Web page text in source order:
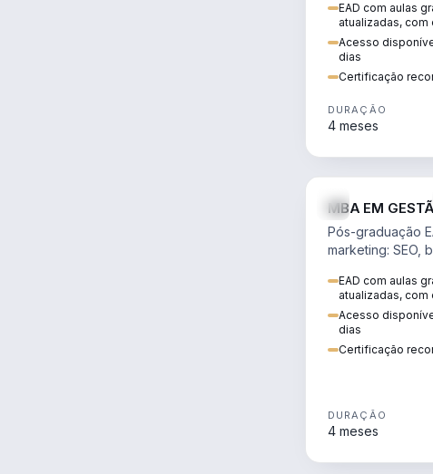
comportamento
era digital.
EAD com aulas
atualizadas, com
Acesso
dias
Certificação
DURAÇÃO
4 meses
MBA EM
Pós-graduação
marketing: SEO,
decisões
EAD com aulas
atualizadas, com
Acesso
dias
Certificação
DURAÇÃO
4 meses